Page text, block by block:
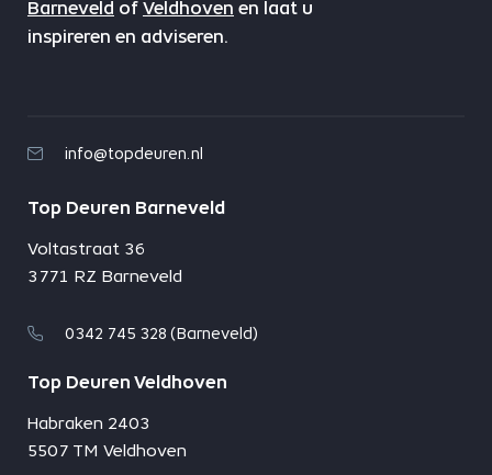
Barneveld of Veldhoven en laat u
inspireren en adviseren.
info@topdeuren.nl
Top Deuren Barneveld
Voltastraat 36
3771 RZ Barneveld
0342 745 328 (Barneveld)
Top Deuren Veldhoven
Habraken 2403
5507 TM Veldhoven